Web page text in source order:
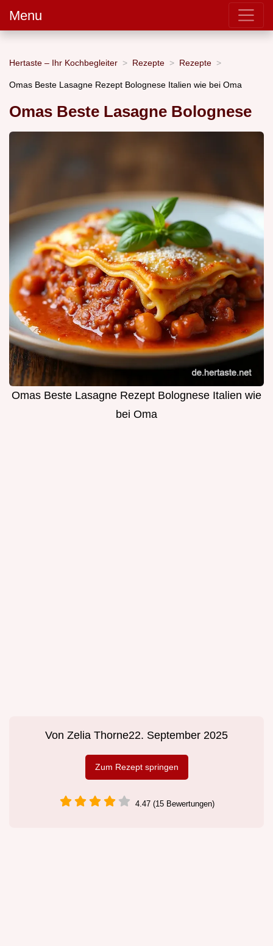
Menu
Hertaste – Ihr Kochbegleiter Rezepte Rezepte
Omas Beste Lasagne Rezept Bolognese Italien wie bei Oma
Omas Beste Lasagne Bolognese
Omas Beste Lasagne Rezept Bolognese Italien wie
bei Oma
Von Zelia Thorne22. September 2025
Zum Rezept springen
4.47 (15 Bewertungen)